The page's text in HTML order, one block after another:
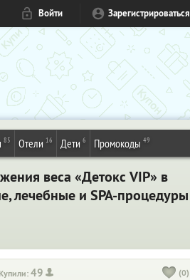
Войти Зарегистрироваться
85 Отели 16 Дети 6 Промокоды 49
веса «Детокс VIP» в
лечебные и SPA-процедуры
49 (0)